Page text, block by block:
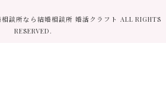
談所なら結婚相談所 婚活クラフト ALL RIGHTS
RESERVED.